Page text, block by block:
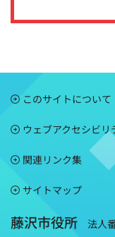
このサイトについて
ウェブアクセシビリ
関連リンク集
サイトマップ
藤沢市役所
法人